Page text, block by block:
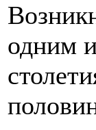
одним